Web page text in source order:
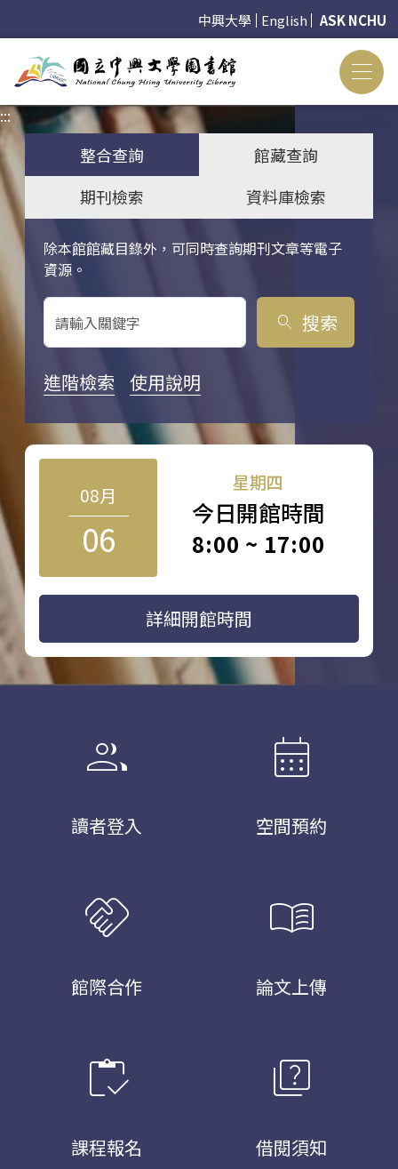
中興大學 English ASK NCHU
:::
整合查詢
館藏查詢
期刊檢索
資料庫檢索
除本館館藏目錄外，可同時查詢期刊文章等電子
資源。
關鍵字搜尋
search 搜索
進階檢索 使用說明
08月
06
星期四
今日開館時間
8:00 ~ 17:00
詳細開館時間
group
讀者登入
calendar_month
空間預約
handshake
館際合作
menu_book
論文上傳
inventory
課程報名
quiz
借閱須知